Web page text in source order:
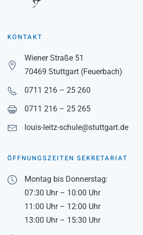
KONTAKT
Wiener Straße 51
70469 Stuttgart (Feuerbach)
0711 216 – 25 260
0711 216 – 25 265
louis-leitz-schule@stuttgart.de
ÖFFNUNGSZEITEN SEKRETARIAT
Montag bis Donnerstag:
07:30 Uhr – 10:00 Uhr
11:00 Uhr – 12:00 Uhr
13:00 Uhr – 15:30 Uhr